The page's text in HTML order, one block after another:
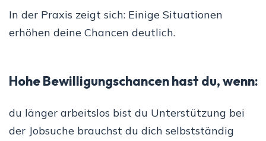
In der Praxis zeigt sich: Einige Situationen
erhöhen deine Chancen deutlich.
Hohe Bewilligungschancen hast du, wenn:
du länger arbeitslos bist du Unterstützung bei
der Jobsuche brauchst du dich selbstständig